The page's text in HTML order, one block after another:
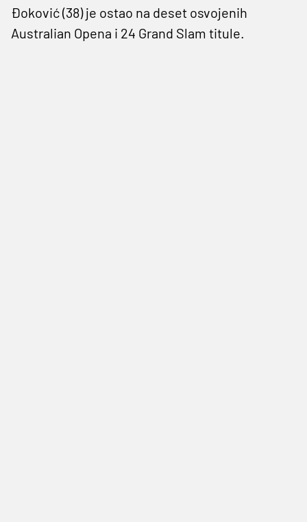
Đoković (38) je ostao na deset osvojenih
Australian Opena i 24 Grand Slam titule.